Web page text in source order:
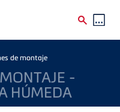
de montaje
-
HÚMEDA